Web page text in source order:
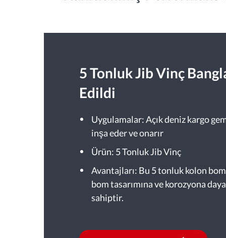
5 Tonluk Jib Vinç
Edildi
Uygulamalar: Açık deniz kargo
inşa eder ve onarır
Ürün: 5 Tonluk Jib Vinç
Avantajları: Bu 5 tonluk kolon
bom tasarımına ve korozyona
sahiptir.